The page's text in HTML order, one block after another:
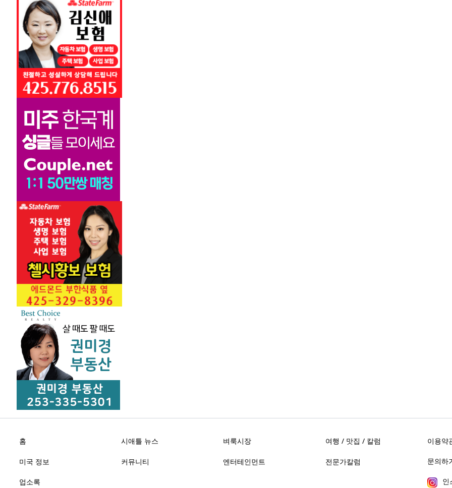
홈 시애틀 뉴스 벼룩시장 여행 / 맛집 / 칼럼
미국 정보 커뮤니티 엔터테인먼트 전문가칼럼
업소록
이용약
문의하
인